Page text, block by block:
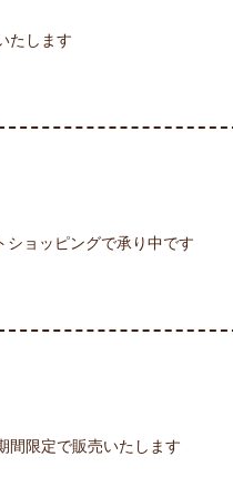
たします
ョッピングで承り中です
間限定で販売いたします